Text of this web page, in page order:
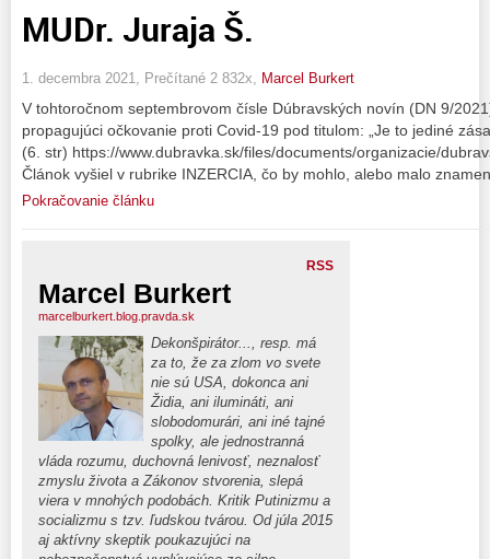
MUDr. Juraja Š.
1. decembra 2021, Prečítané 2 832x, Marcel Burkert
V tohtoročnom septembrovom čísle Dúbravských novín (DN 9/
propagujúci očkovanie proti Covid-19 pod titulom: „Je to jediné
(6. str) https://www.dubravka.sk/files/documents/organizacie/
Článok vyšiel v rubrike INZERCIA, čo by mohlo, alebo malo
Pokračovanie článku
RSS
Marcel Burkert
marcelburkert.blog.pravda.sk
Dekonšpirátor..., resp. má
za to, že za zlom vo svete
nie sú USA, dokonca ani
Židia, ani ilumináti, ani
slobodomurári, ani iné tajné
spolky, ale jednostranná
vláda rozumu, duchovná lenivosť, neznalosť
zmyslu života a Zákonov stvorenia, slepá
viera v mnohých podobách. Kritik Putinizmu a
socializmu s tzv. ľudskou tvárou. Od júla 2015
aj aktívny skeptik poukazujúci na